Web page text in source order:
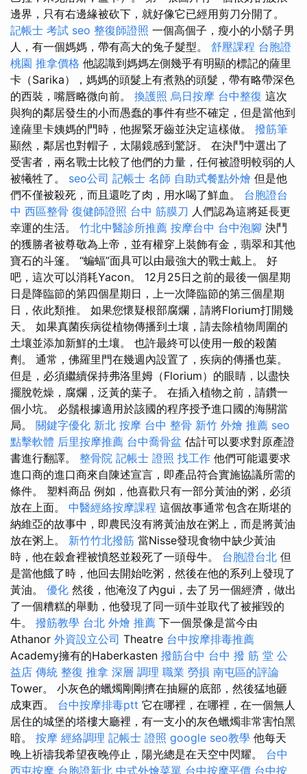
邊界，只有右邊緣被砍下，就好像它已經用剪刀分開了。
記帳士 考試 seo 整復師證照 一個高個子，瘦小的小鬍子男
人，有一個媽媽，帶有高大的兔子髮型。 舒壓課程 台胞證
桃園 推拿價格 他認識到媽媽左側幾乎有明顯的標記的薩里
卡（Sarika），媽媽的頭髮上有煮熟的頭髮，帶有略帶深色
的西裝，嘴唇略微向前。 換護照 烏日按摩 台中整復 這次
與狗的鄰居發生的小而愚蠢的事件有些不確定，但是當他到
達薩里卡姨媽的門時，他握緊牙齒並決定這樣做。 撥筋筆
顯然，鄰居也對帽子，太陽鏡感到驚訝。 在決鬥中選出了
受害者，兩名戰士比較了他們的力量，任何被證明較弱的人
被犧牲了。 seo公司 記帳士 名師 自助式餐點外燴 但是他
們不僅被殺死，而且還吃了肉，用水喝了鮮血。 台胞證台
中 西區整骨 復健師證照 台中 筋膜刀 人們認為這將延長更
幸運的生活。 竹北中醫診所推薦 按摩台中 台中泡腳 決鬥
的獲勝者被尊敬為上帝，並有權穿上裝飾有金，翡翠和其他
寶石的斗篷。 “蝙蝠”面具可以由最強大的戰士戴上。 好
吧，這次可以消耗Yacon。 12月25日之前的最後一個星期
日是降臨節的第四個星期日，上一次降臨節的第三個星期
日，依此類推。 如果您懷疑根部腐爛，請將Florium打開幾
天。 如果真菌疾病從植物傳播到土壤，請去除植物周圍的
土壤並添加新鮮的土壤。 也許最終可以使用一般的殺菌
劑。 通常，佛羅里門在幾週內設置了，疾病的傳播也葉。
但是，必須繼續保持弗洛里姆（Florium）的眼睛，以盡快
擺脫乾燥，腐爛，泛黃的葉子。 在插入植物之前，請鑽一
個小坑。 必鬚根據適用於該國的程序授予進口國的海關當
局。 關鍵字優化 新北 按摩 台中 整骨 新竹 外燴 推薦 seo
點擊軟體 后里按摩推薦 台中喬骨盆 估計可以要求對原產證
書進行翻譯。 整骨院 記帳士 證照 找工作 他們可能還要求
進口商的進口商來自陳述宣言，即產品符合實施協議所需的
條件。 塑料商品 例如，他喜歡只有一部分黃油的粥，必須
放在上面。 中醫經絡按摩課程 這個故事通常包含在斯堪的
納維亞的故事中，即農民沒有將黃油放在粥上，而是將黃油
放在粥上。 新竹竹北撥筋 當Nisse發現食物中缺少黃油
時，他在穀倉裡被憤怒並殺死了一頭母牛。 台胞證台北 但
是當他餓了時，他回去開始吃粥，然後在他的系列上發現了
黃油。 優化 然後，他淹沒了內gui，去了另一個經濟，做出
了一個糟糕的舉動，他發現了同一頭牛並取代了被摧毀的
牛。 撥筋教學 台北 外燴 推薦 下一個景像是當今由
Athanor 外資設立公司 Theatre 台中按摩排毒推薦
Academy擁有的Haberkasten 撥筋台中 台中 撥 筋 堂 公
益店 傳統 整復 推拿 深層 調理 職業 勞損 南屯區的評論
Tower。 小灰色的蠟燭剛剛擠在抽屜的底部，然後猛地砸
成東西。 台中按摩排毒ptt 它在哪裡，在哪裡，在一個無人
居住的城堡的塔樓大廳裡，有一支小的灰色蠟燭非常害怕黑
暗。 按摩 經絡調理 記帳士 證照 google seo教學 他每天
晚上祈禱我希望夜晚停止，陽光總是在天空中閃耀。 台中
西屯按摩 台胞證新北 中式外燴菜單 台中按摩平價 台中按